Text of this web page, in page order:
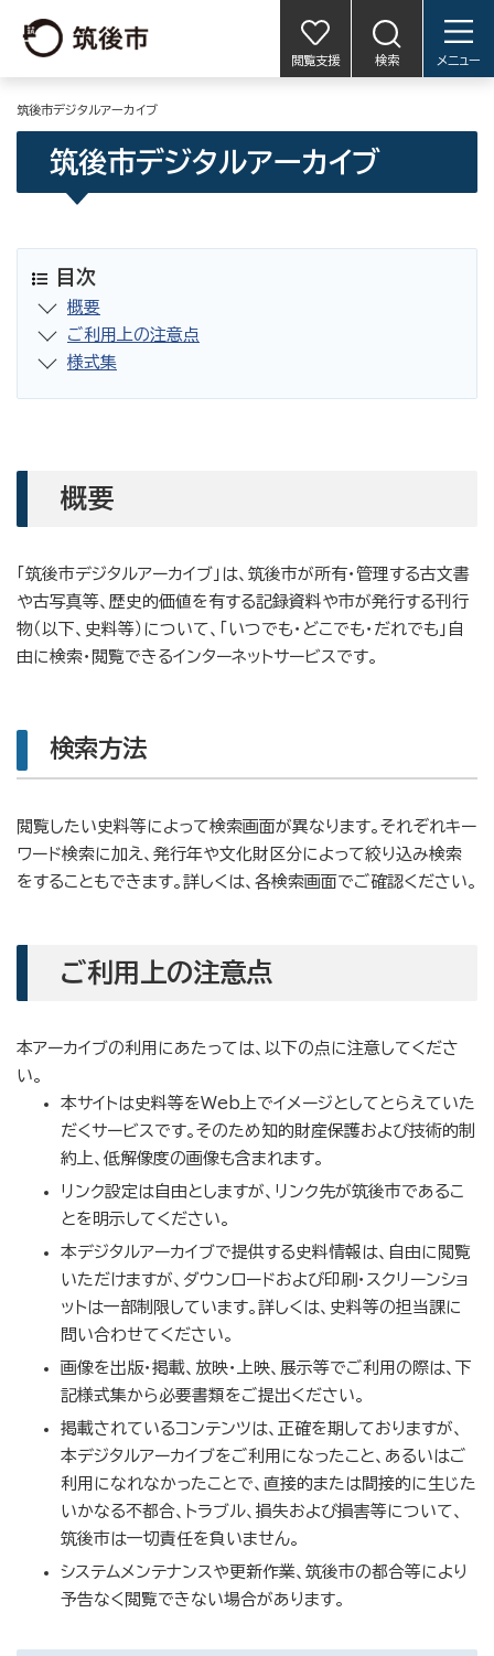
閲覧支援 検索 メニュー
筑後市デジタルアーカイブ
筑後市デジタルアーカイブ
目次
概要
ご利用上の注意点
様式集
概要
「筑後市デジタルアーカイブ」は、筑後市が所有・管理する古文書
や古写真等、歴史的価値を有する記録資料や市が発行する刊行
物（以下、史料等）について、「いつでも・どこでも・だれでも」自
由に検索・閲覧できるインターネットサービスです。
検索方法
閲覧したい史料等によって検索画面が異なります。それぞれキー
ワード検索に加え、発行年や文化財区分によって絞り込み検索
をすることもできます。詳しくは、各検索画面でご確認ください。
ご利用上の注意点
本アーカイブの利用にあたっては、以下の点に注意してくださ
い。
本サイトは史料等をWeb上でイメージとしてとらえていた
だくサービスです。そのため知的財産保護および技術的制
約上、低解像度の画像も含まれます。
リンク設定は自由としますが、リンク先が筑後市であるこ
とを明示してください。
本デジタルアーカイブで提供する史料情報は、自由に閲覧
いただけますが、ダウンロードおよび印刷・スクリーンショ
ットは一部制限しています。詳しくは、史料等の担当課に
問い合わせてください。
画像を出版・掲載、放映・上映、展示等でご利用の際は、下
記様式集から必要書類をご提出ください。
掲載されているコンテンツは、正確を期しておりますが、
本デジタルアーカイブをご利用になったこと、あるいはご
利用になれなかったことで、直接的または間接的に生じた
いかなる不都合、トラブル、損失および損害等について、
筑後市は一切責任を負いません。
システムメンテナンスや更新作業、筑後市の都合等により
予告なく閲覧できない場合があります。